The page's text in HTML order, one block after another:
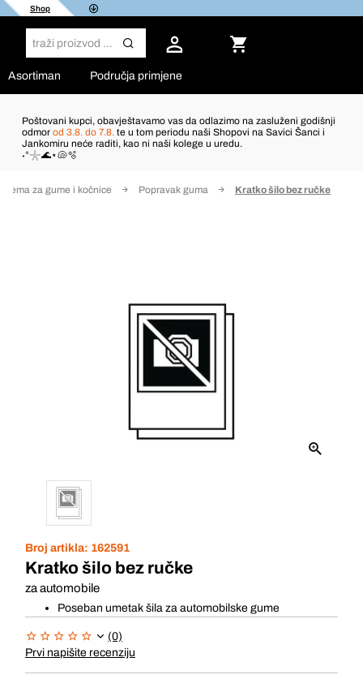
Shop
Asortiman Područja primjene
Poštovani kupci, obavještavamo vas da odlazimo na zasluženi godišnji
odmor od 3.8. do 7.8. te u tom periodu naši Shopovi na Savici Šanci i
Jankomiru neće raditi, kao ni naši kolege u uredu.
˖°𓇼🌊⋆🐚🫧
za gume i kočnice Popravak guma Kratko šilo bez ručke
Broj artikla: 162591
Kratko šilo bez ručke
za automobile
Poseban umetak šila za automobilske gume
(0)
Prvi napišite recenziju